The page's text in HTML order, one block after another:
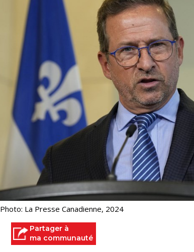
Photo: La Presse Canadienne, 2024
Partager à
ma communauté